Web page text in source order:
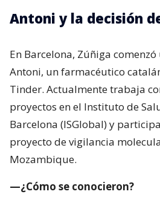
Antoni y la decisión
En Barcelona, Zúñiga
Antoni, un farmacéutico
Tinder. Actualmente trabaja
proyectos en el Instituto de
Barcelona (ISGlobal) y
proyecto de vigilancia
Mozambique.
—¿Cómo se conocieron?